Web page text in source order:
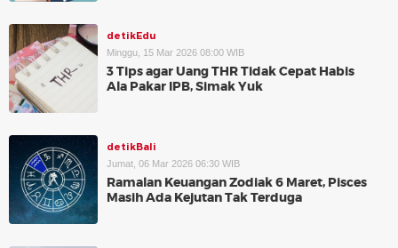
detikEdu
Minggu, 15 Mar 2026 08:00 WIB
3 Tips agar Uang THR Tidak Cepat Habis
Ala Pakar IPB, Simak Yuk
detikBali
Jumat, 06 Mar 2026 06:30 WIB
Ramalan Keuangan Zodiak 6 Maret, Pisces
Masih Ada Kejutan Tak Terduga